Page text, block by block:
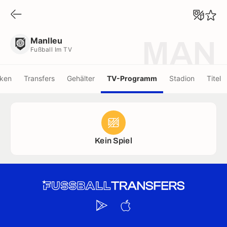
Manlleu
Fußball Im TV
Transfers Gehälter TV-Programm Stadion Titel
Kein Spiel